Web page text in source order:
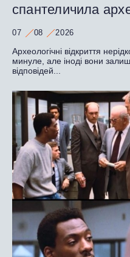
спантеличила
07 08 2026
Археологічні відкриття
минуле, але іноді вони
відповідей...